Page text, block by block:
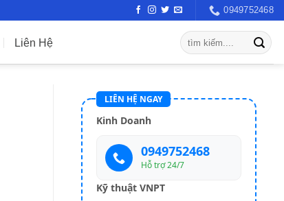
0949752468
Liên Hệ
LIÊN HỆ NGAY
Kinh Doanh
0949752468
Hỗ trợ 24/7
Kỹ thuật VNPT